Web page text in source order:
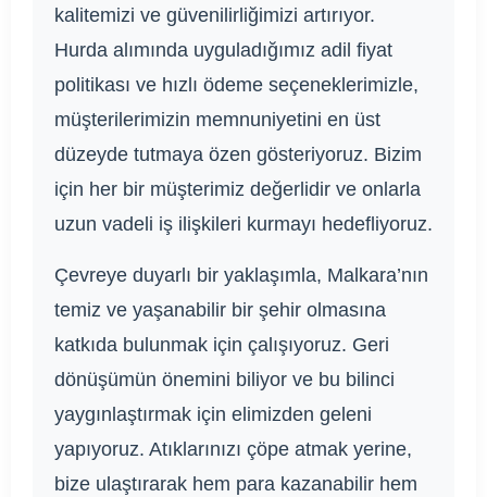
kalitemizi ve güvenilirliğimizi artırıyor.
Hurda alımında uyguladığımız adil fiyat
politikası ve hızlı ödeme seçeneklerimizle,
müşterilerimizin memnuniyetini en üst
düzeyde tutmaya özen gösteriyoruz. Bizim
için her bir müşterimiz değerlidir ve onlarla
uzun vadeli iş ilişkileri kurmayı hedefliyoruz.
Çevreye duyarlı bir yaklaşımla, Malkara’nın
temiz ve yaşanabilir bir şehir olmasına
katkıda bulunmak için çalışıyoruz. Geri
dönüşümün önemini biliyor ve bu bilinci
yaygınlaştırmak için elimizden geleni
yapıyoruz. Atıklarınızı çöpe atmak yerine,
bize ulaştırarak hem para kazanabilir hem